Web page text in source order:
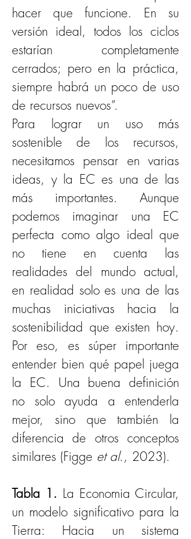
hacer que funcione. En su
versión ideal, todos los ciclos
estarían completamente
cerrados; pero en la práctica,
siempre habrá un poco de uso
de recursos nuevos”.
Para lograr un uso más
sostenible de los recursos,
necesitamos pensar en varias
ideas, y la EC es una de las
más importantes. Aunque
podemos imaginar una EC
perfecta como algo ideal que
no tiene en cuenta las
realidades del mundo actual,
en realidad solo es una de las
muchas iniciativas hacia la
sostenibilidad que existen hoy.
Por eso, es súper importante
entender bien qué papel juega
la EC. Una buena definición
no solo ayuda a entenderla
mejor, sino que también la
diferencia de otros conceptos
similares (Figge et al., 2023).
Tabla 1. La Economia Circular,
un modelo significativo para la
Tierra: Hacia un sistema